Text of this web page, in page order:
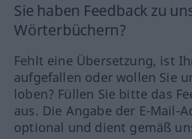
Sie haben Feedback zu
Wörterbüchern?
Fehlt eine Übersetzung, ist
aufgefallen oder wollen Sie
loben? Füllen Sie bitte das
aus. Die Angabe der E-Mail-
optional und dient gemäß